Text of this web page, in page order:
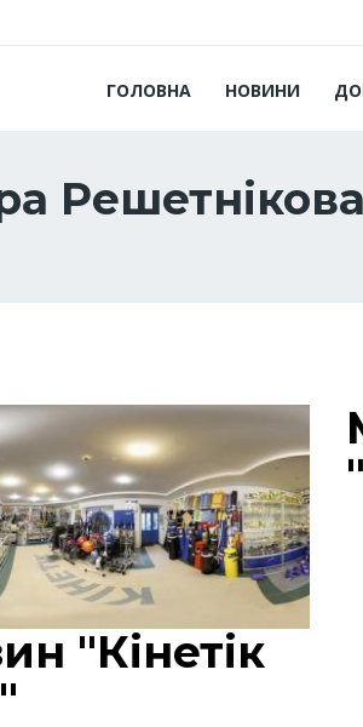
ГОЛОВНА НОВИНИ
Решетнікова
"Кінетік